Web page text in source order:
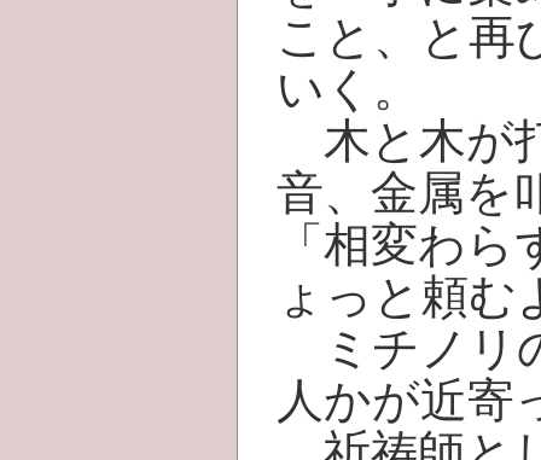
こと、と再
いく。
木と木が
音、金属を
「相変わ
ょっと頼む
ミチノリ
人かが近寄